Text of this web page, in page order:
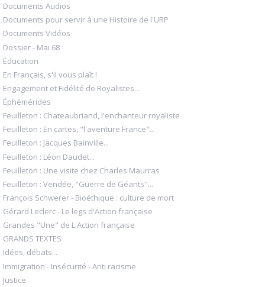
Documents Audios
Documents pour servir à une Histoire de l'URP
Documents Vidéos
Dossier - Mai 68
Éducation
En Français, s'il vous plaît !
Engagement et Fidélité de Royalistes...
Éphémérides
Feuilleton : Chateaubriand, l'enchanteur royaliste
Feuilleton : En cartes, "l'aventure France"...
Feuilleton : Jacques Bainville...
Feuilleton : Léon Daudet...
Feuilleton : Une visite chez Charles Maurras
Feuilleton : Vendée, "Guerre de Géants"...
François Schwerer - Bioéthique : culture de mort
Gérard Leclerc - Le legs d'Action française
Grandes "Une" de L'Action française
GRANDS TEXTES
Idées, débats...
Immigration - Insécurité - Anti racisme
Justice